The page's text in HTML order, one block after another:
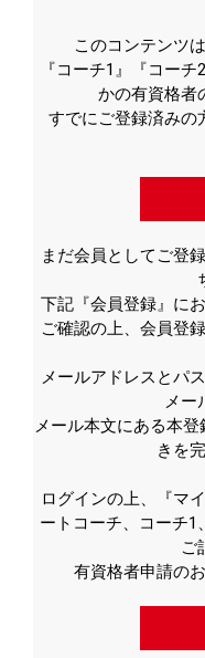
このコンテンツ
『コーチ1』『コー
かの有資格者
すでにご登録済みの
まだ会員としてご登
下記『会員登録』に
ご確認の上、会員登
メールアドレスとパ
メー
メール本文にある本
きを
ログインの上、『マ
ートコーチ、コーチ1
ご
有資格者申請の